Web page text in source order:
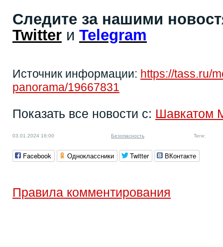
Следите за нашими
Twitter и Telegram
Источник информации: https://tass.ru/
panorama/19667831
Показать все новости с: Шавкатом
03.01.2024 16:00 Безопасность Теги:
Facebook Одноклассники Twitter ВКонтакте
Правила комментирования